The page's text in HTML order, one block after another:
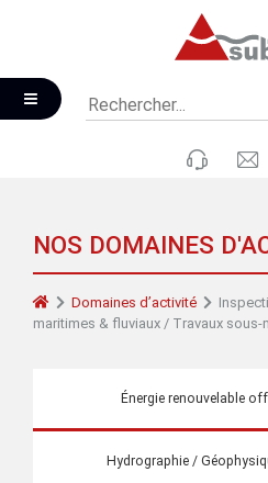
NOS DOMAINES
Domaines d’activité
maritimes & fluviaux / Travaux sous-
Énergie renouvelable
Hydrographie /